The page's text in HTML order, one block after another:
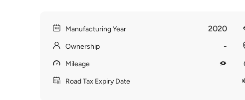
Manufacturing Year 2020
Ownership -
Mileage
Road Tax Expiry Date